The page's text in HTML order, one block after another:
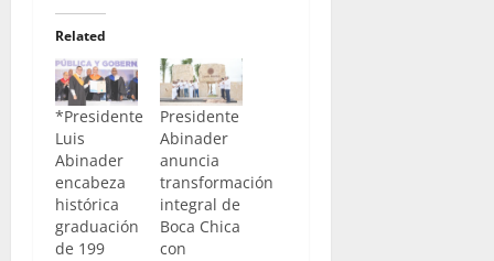
Related
*Presidente
Luis
Abinader
encabeza
histórica
graduación
de 199
Presidente
Abinader
anuncia
transformación
integral de
Boca Chica
con